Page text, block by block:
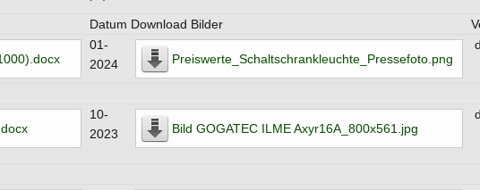
Datum Download Bilder
01-
2024
Preiswerte_Schaltschrankleuchte_Pressefoto.png
10-
2023
Bild GOGATEC ILME Axyr16A_800x561.jpg